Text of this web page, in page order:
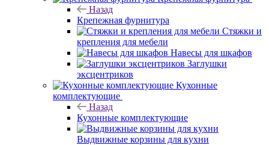
Назад
Крепежная фурнитура
Стяжки и
крепления для мебели
Навесы для шкафов
Заглушки
эксцентриков
Кухонные
комплектующие
Назад
Кухонные комплектующие
Выдвижные корзины для кухни